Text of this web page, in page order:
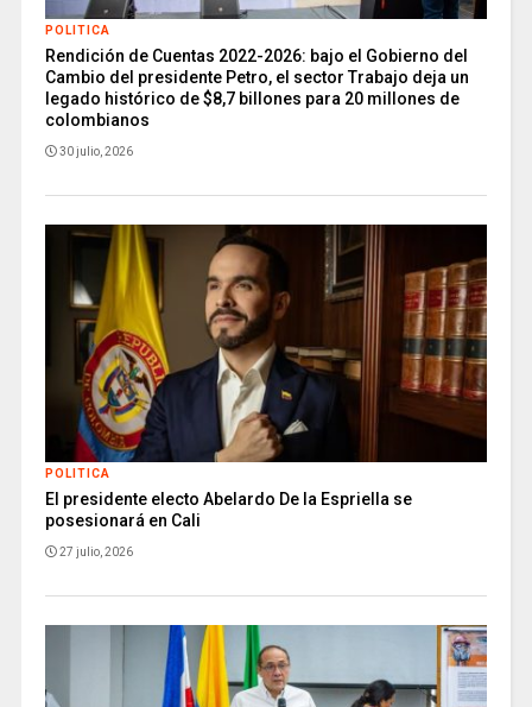
POLITICA
Rendición de Cuentas 2022-2026: bajo el Gobierno del
Cambio del presidente Petro, el sector Trabajo deja un
legado histórico de $8,7 billones para 20 millones de
colombianos
30 julio, 2026
POLITICA
El presidente electo Abelardo De la Espriella se
posesionará en Cali
27 julio, 2026